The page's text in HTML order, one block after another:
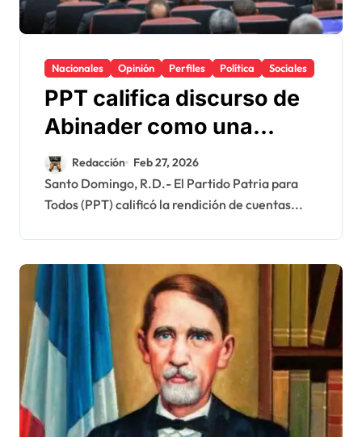
Nacionales Opinión Perfiles Política Sociales
PPT califica discurso de
Abinader como una
“alocución electoralista”
Redacción Feb 27, 2026
Santo Domingo, R.D.- El Partido Patria para
Todos (PPT) calificó la rendición de cuentas...